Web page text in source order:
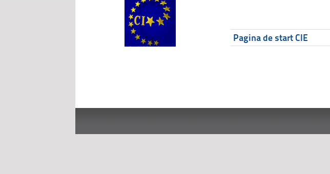
Pagina de start CIE